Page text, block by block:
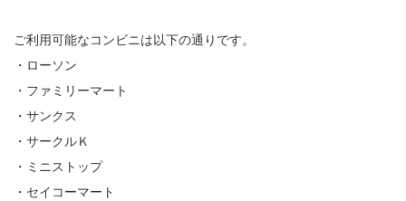
ご利用可能なコンビニは以下の通りです。
・ローソン
・ファミリーマート
・サンクス
・サークルＫ
・ミニストップ
・セイコーマート